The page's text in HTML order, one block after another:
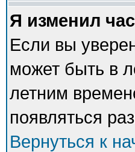
Я изменил
Если вы
может быть в
летним
появляться
Вернуться к